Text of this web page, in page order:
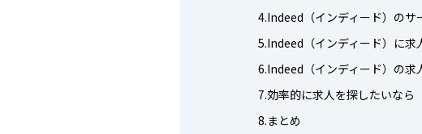
Indeed（インディード）のサ
Indeed（インディード）に求
Indeed（インディード）の求
効率的に求人を探したいなら
まとめ